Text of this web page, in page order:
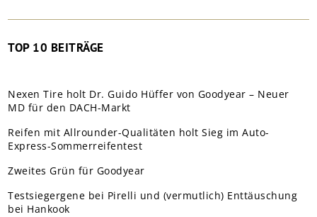
TOP 10 BEITRÄGE
Nexen Tire holt Dr. Guido Hüffer von Goodyear – Neuer
MD für den DACH-Markt
Reifen mit Allrounder-Qualitäten holt Sieg im Auto-
Express-Sommerreifentest
Zweites Grün für Goodyear
Testsiegergene bei Pirelli und (vermutlich) Enttäuschung
bei Hankook